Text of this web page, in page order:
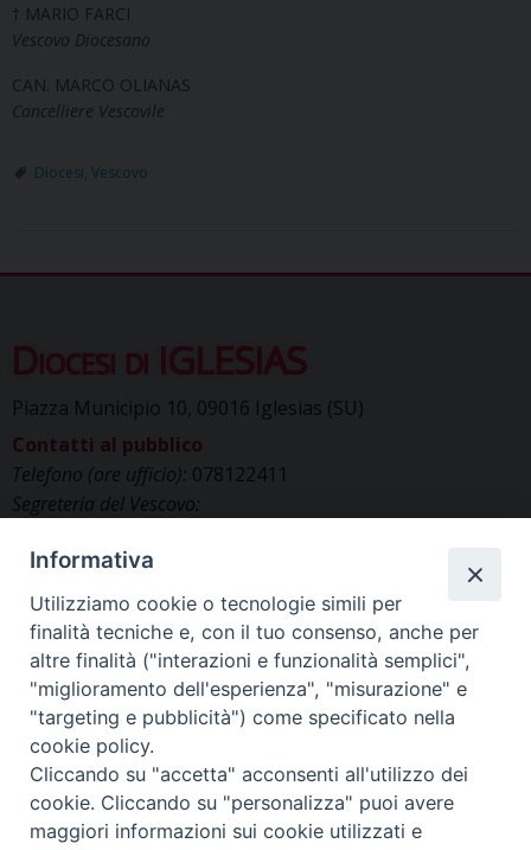
† MARIO FARCI
Vescovo Diocesano
CAN. MARCO OLIANAS
Cancelliere Vescovile
Diocesi Vescovo
Diocesi di IGLESIAS
Piazza Municipio 10, 09016 Iglesias (SU)
Contatti al pubblico
Telefono (ore ufficio): 078122411
Segreteria del Vescovo:
Uffici di Curia:curia_iglesias@libero.it
Cancelleria (richiesta documenti):
canc.curia.iglesias@tiscali.it
Comunicazione & media (ufficio stampa):
ucs.iglesias@gmail.com
Informativa
Utilizziamo cookie o tecnologie simili per
finalità tecniche e, con il tuo consenso, anche per
altre finalità ("interazioni e funzionalità semplici",
"miglioramento dell'esperienza", "misurazione" e
"targeting e pubblicità") come specificato nella
cookie policy.
Cliccando su "accetta" acconsenti all'utilizzo dei
cookie. Cliccando su "personalizza" puoi avere
maggiori informazioni sui cookie utilizzati e